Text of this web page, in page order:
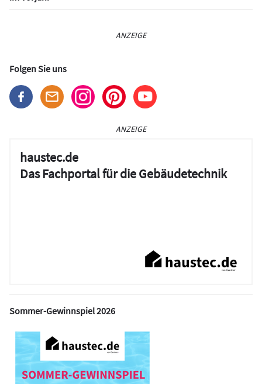
ANZEIGE
Folgen Sie uns
ANZEIGE
haustec.de
Das Fachportal für die Gebäudetechnik
Sommer-Gewinnspiel 2026